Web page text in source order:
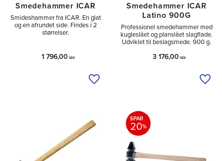
Smedehammer ICAR
Smideshammer fra ICAR. En glat
og en afrundet side. Findes i 2
størrelser.
1 796,00 SEK
Tilføj til ønskeliste
Smedehammer ICAR
Latino 900G
Professionel smedehammer med
kugleslået og planslået slagflade.
Udviklet til beslagsmede. 900 g.
3 176,00 SEK
SPAR
20%